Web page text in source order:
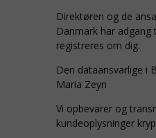
Direktøren og de
Danmark har adgang
registreres om dig.
Den dataansvarlige i
Maria Zeyn
Vi opbevarer og
kundeoplysninger